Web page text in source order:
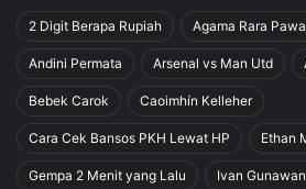
2 Digit Berapa Rupiah Agama Rara
Andini Permata Arsenal vs Man Utd
Bebek Carok Caoimhín Kelleher
Cara Cek Bansos PKH Lewat HP Ethan
Gempa 2 Menit yang Lalu Ivan